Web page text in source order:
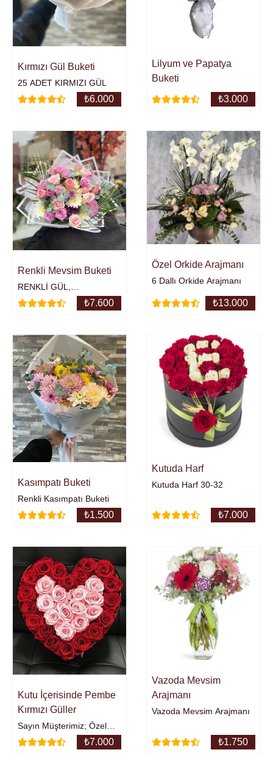
Kırmızı Gül Buketi
25 ADET KIRMIZI GÜL
₺6.000
Lilyum ve Papatya
Buketi
₺3.000
Renkli Mevsim Buketi
RENKLİ GÜL,
ANASTASİA, KASIMPATI,
₺7.600
Özel Orkide Arajmanı
6 Dallı Orkide Arajmanı
₺13.000
Kasımpatı Buketi
Renkli Kasımpatı Buketi
₺1.500
Kutuda Harf
Kutuda Harf 30-32
₺7.000
Kutu İçerisinde Pembe
Kırmızı Güller
Sayın Müşterimiz; Özel
Tasarım ürünlerimiz ve
tasarımlarımızda
₺7.000
Vazoda Mevsim
Arajmanı
Vazoda Mevsim Arajmanı
₺1.750